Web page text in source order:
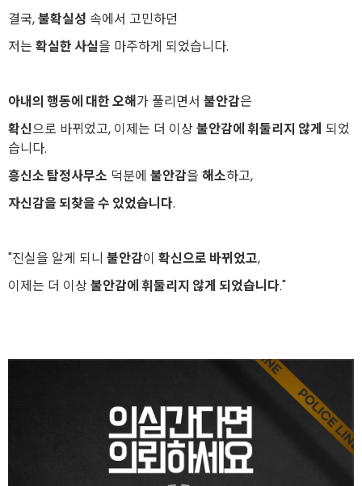
결국,불확실성 속에서 고민하던
저는 확실한 사실을 마주하게 되었습니다.
아내의 행동에 대한 오해가 풀리면서 불안감은
확신으로 바뀌었고, 이제는 더 이상불안감에 휘둘리지 않게 되었
습니다.
흥신소 탐정사무소 덕분에 불안감을 해소하고,
자신감을 되찾을 수 있었습니다.
"진실을 알게 되니 불안감이 확신으로 바뀌었고,
이제는 더 이상불안감에 휘둘리지 않게 되었습니다."